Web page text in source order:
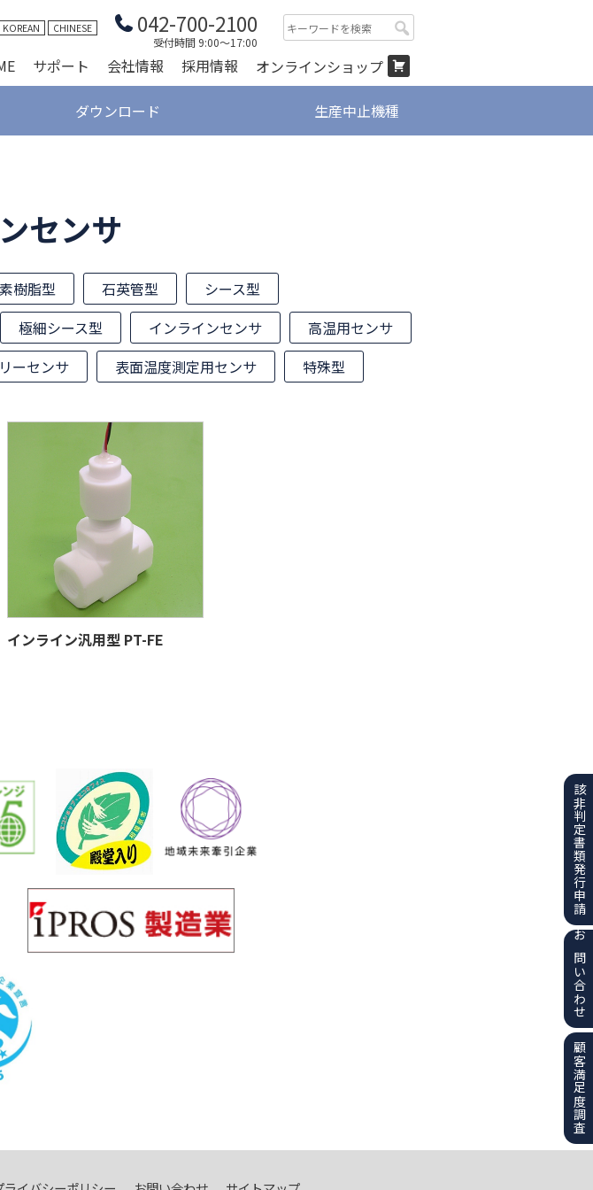
KOREAN CHINESE 042-700-2100
受付時間 9:00～17:00
検
索:
サポート 会社情報 採用情報 オンラインショップ
ダウンロード 生産中止機種
センサ
樹脂型 石英管型
シース型
極細シース型 インラインセンサ
高温用センサ
ーセンサ 表面温度測定用センサ 特殊型
インライン汎用型 PT-FE
該非判定書類
発行申請
お問い合わせ
顧客満足度調査